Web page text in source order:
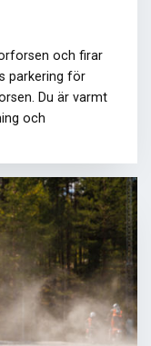
och firar
parkering för
Du är varmt
och